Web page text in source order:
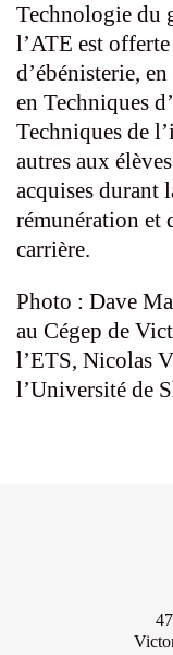
Technologie du
l’ATE est
d’ébénisterie,
en Techniques
Techniques de
autres aux
acquises durant
rémunération et
carrière.
Photo : Dave
au Cégep de
l’ETS, Nicolas
l’Université de